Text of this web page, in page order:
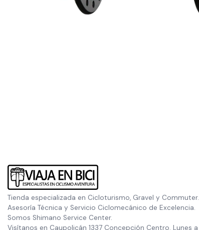
Tienda especializada en Cicloturismo, Gravel y Commuter.
Asesoría Técnica y Servicio Ciclomecánico de Excelencia.
Somos Shimano Service Center.
Visítanos en Caupolicán 1337 Concepción Centro. Lunes a